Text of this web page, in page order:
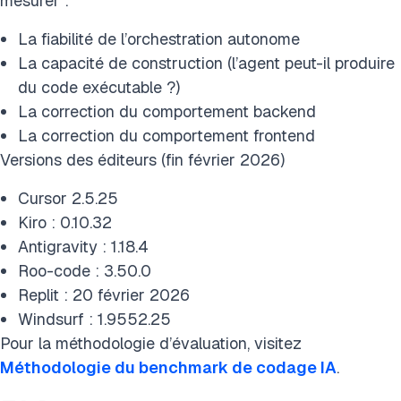
La fiabilité de l’orchestration autonome
La capacité de construction (l’agent peut-il produire
du code exécutable ?)
La correction du comportement backend
La correction du comportement frontend
Versions des éditeurs (fin février 2026)
Cursor 2.5.25
Kiro : 0.10.32
Antigravity : 1.18.4
Roo-code : 3.50.0
Replit : 20 février 2026
Windsurf : 1.9552.25
Pour la méthodologie d’évaluation, visitez
Méthodologie du benchmark de codage IA.